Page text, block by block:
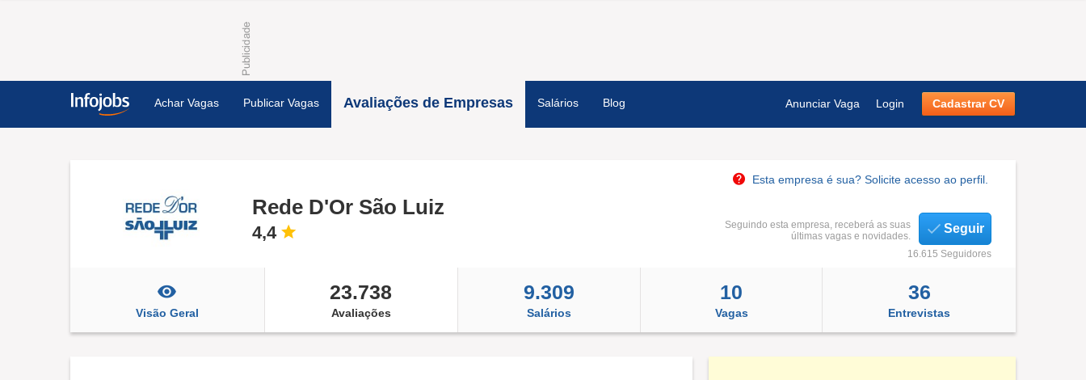
Achar Vagas Publicar Vagas Avaliações de Empresas Salários Blog Anunciar Vaga Login Cadastrar CV
Esta empresa é sua? Solicite acesso ao perfil.
Rede D'Or São Luiz
4,4
Seguindo esta empresa, receberá as suas
últimas vagas e novidades.
Seguir
16.615 Seguidores
Visão Geral
23.738
Avaliações
9.309
Salários
10
Vagas
36
Entrevistas